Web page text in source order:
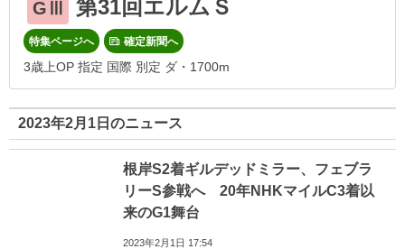
GⅢ 第31回エルムＳ
特集ページへ 確定新聞へ
3歳上OP 指定 国際 別定 ダ・1700m
2023年2月1日のニュース
根岸S2着ギルデッドミラー、フェブラ
リーS参戦へ 20年NHKマイルC3着以
来のG1舞台
2023年2月1日 17:54